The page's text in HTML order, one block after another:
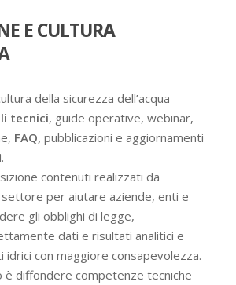
E CULTURA
della sicurezza dell’acqua
tecnici, guide operative, webinar,
FAQ, pubblicazioni e aggiornamenti
contenuti realizzati da
per aiutare aziende, enti e
gli obblighi di legge,
dati e risultati analitici e
idrici con maggiore consapevolezza.
diffondere competenze tecniche